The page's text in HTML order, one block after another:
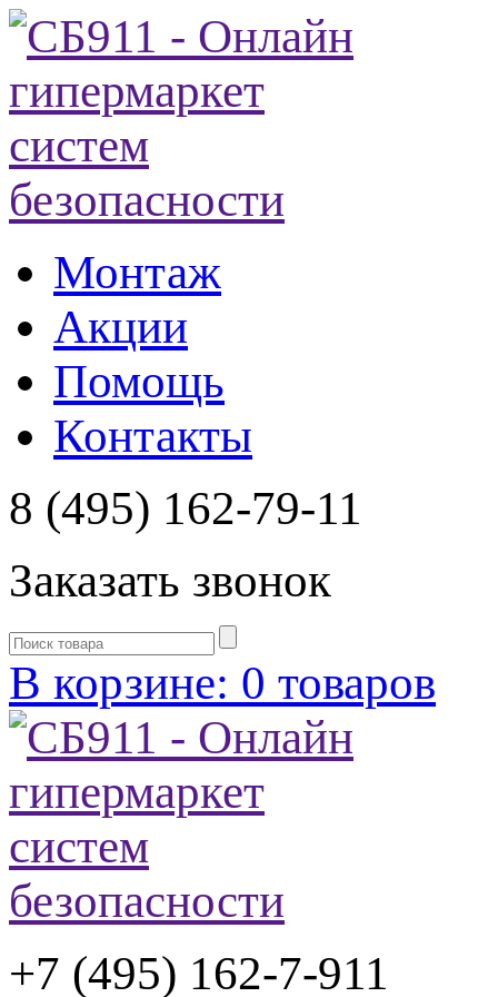
Монтаж
Акции
Помощь
Контакты
8 (495) 162-79-11
Заказать звонок
В корзине: 0 товаров
+7 (495) 162-7-911